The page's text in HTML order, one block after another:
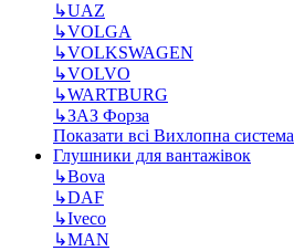
↳UAZ
↳VOLGA
↳VOLKSWAGEN
↳VOLVO
↳WARTBURG
↳ЗАЗ Форза
Показати всі Вихлопна система
Глушники для вантажівок
↳Bova
↳DAF
↳Iveco
↳MAN